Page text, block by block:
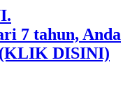
7 tahun, Anda
DISINI)